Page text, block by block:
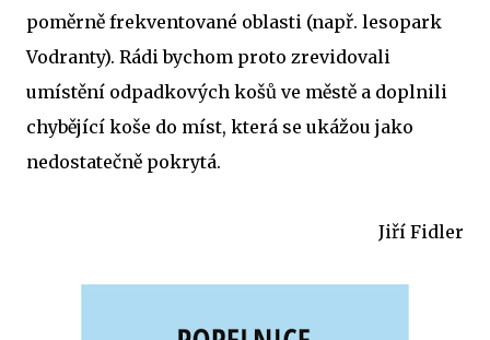
poměrně frekventované oblasti (např. lesopark
Vodranty). Rádi bychom proto zrevidovali
umístění odpadkových košů ve městě a doplnili
chybějící koše do míst, která se ukážou jako
nedostatečně pokrytá.
Jiří Fidler